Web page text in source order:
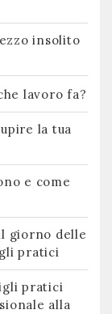
insolito
lavoro fa?
la tua
e come
giorno delle
pratici
pratici
alla